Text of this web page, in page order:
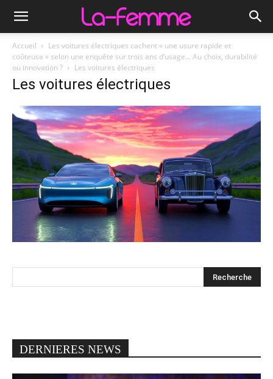
Accueil
Les voitures électriques cachent « une usure rapide et
coûteuse » selon une enquête sur trois ans d’usage… Au choix, durabilité
ou innovation ?
Les voitures électriques
Les voitures électriques
DERNIERES NEWS